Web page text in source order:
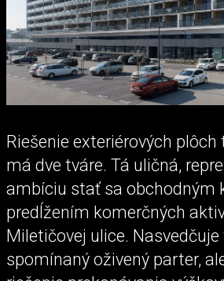
Riešenie exteriérových
má dve tváre. Tá uličná,
ambíciu stať sa obchodným
predĺžením komerčných
Miletičovej ulice.
spomínaný oživený parter,